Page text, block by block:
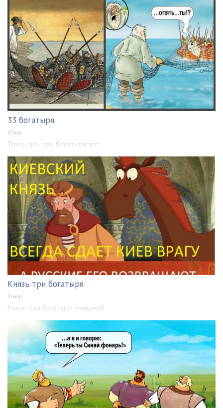
33 богатыря
Юмор
Тридцать три богатыря арт
Князь три богатыря
Юмор
Князь три богатыря смешной